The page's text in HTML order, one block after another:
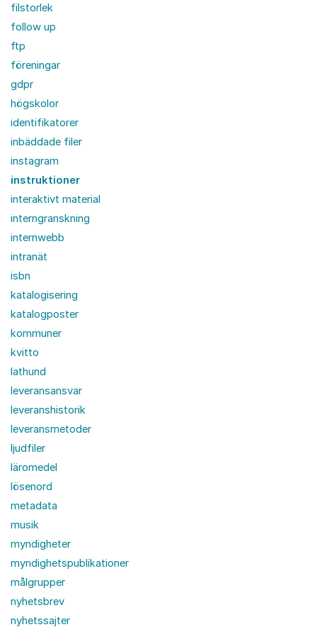
filstorlek
follow up
ftp
föreningar
gdpr
högskolor
identifikatorer
inbäddade filer
instagram
instruktioner
interaktivt material
interngranskning
internwebb
intranät
isbn
katalogisering
katalogposter
kommuner
kvitto
lathund
leveransansvar
leveranshistorik
leveransmetoder
ljudfiler
läromedel
lösenord
metadata
musik
myndigheter
myndighetspublikationer
målgrupper
nyhetsbrev
nyhetssajter